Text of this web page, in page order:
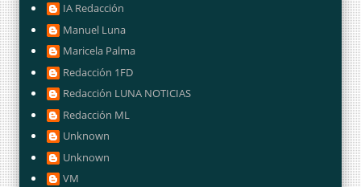
IA Redacción
Manuel Luna
Maricela Palma
Redacción 1FD
Redacción LUNA NOTICIAS
Redacción ML
Unknown
Unknown
VM